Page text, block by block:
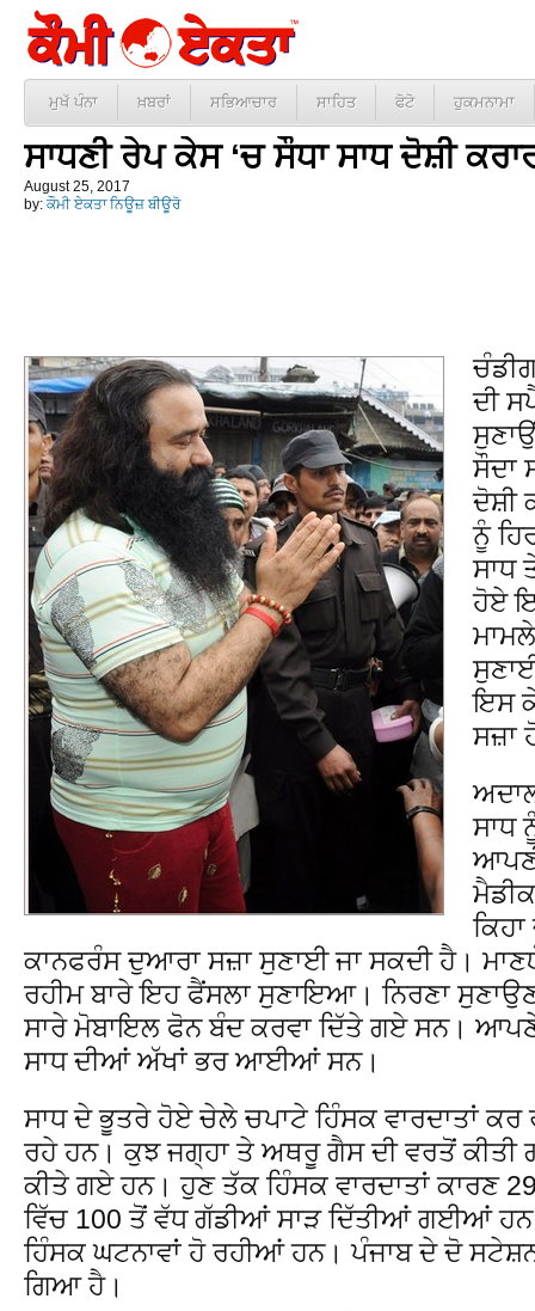
ਮੁਖੱ ਪੰਨਾ ਖ਼ਬਰਾਂ ਸਭਿਆਚਾਰ ਸਾਹਿਤ ਫੋਟੋ ਹੁਕਮਨਾਮਾ
ਸਾਧਣੀ ਰੇਪ ਕੇਸ ‘ਚ ਸੌਧਾ ਸਾਧ ਦੋਸ਼ੀ
August 25, 2017
by: ਕੌਮੀ ਏਕਤਾ ਨਿਊਜ਼ ਬੀਊਰੋ
ਦੀ
ਸੌਦਾ
ਦੋਸ਼ੀ
ਨੂੰ
ਸਾਧ
ਹੋਏ
ਇਸ
ਸਜ਼ਾ
ਸਾਧ
ਕਾਨਫਰੰਸ ਦੁਆਰਾ ਸਜ਼ਾ ਸੁਣਾਈ ਜਾ ਸਕਦੀ ਹੈ।
ਰਹੀਮ ਬਾਰੇ ਇਹ ਫੈਂਸਲਾ ਸੁਣਾਇਆ। ਨਿਰਣਾ
ਸਾਰੇ ਮੋਬਾਇਲ ਫੋਨ ਬੰਦ ਕਰਵਾ ਦਿੱਤੇ ਗਏ ਸਨ।
ਸਾਧ ਦੀਆਂ ਅੱਖਾਂ ਭਰ ਆਈਆਂ ਸਨ।
ਸਾਧ ਦੇ ਭੂਤਰੇ ਹੋਏ ਚੇਲੇ ਚਪਾਟੇ ਹਿੰਸਕ ਵਾਰਦਾਤਾਂ ਕਰ
ਰਹੇ ਹਨ। ਕੁਝ ਜਗ੍ਹਾ ਤੇ ਅਥਰੂ ਗੈਸ ਦੀ ਵਰਤੋਂ
ਕੀਤੇ ਗਏ ਹਨ। ਹੁਣ ਤੱਕ ਹਿੰਸਕ ਵਾਰਦਾਤਾਂ ਕਾਰਣ
ਵਿੱਚ 100 ਤੋਂ ਵੱਧ ਗੱਡੀਆਂ ਸਾੜ ਦਿੱਤੀਆਂ ਗਈਆਂ
ਹਿੰਸਕ ਘਟਨਾਵਾਂ ਹੋ ਰਹੀਆਂ ਹਨ। ਪੰਜਾਬ ਦੇ ਦੋ
ਗਿਆ ਹੈ।